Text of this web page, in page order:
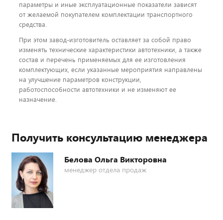
параметры и иные эксплуатационные показатели зависят
от желаемой покупателем комплектации транспортного
средства.
При этом завод-изготовитель оставляет за собой право
изменять технические характеристики автотехники, а также
состав и перечень применяемых для ее изготовления
комплектующих, если указанные мероприятия направлены
на улучшение параметров конструкции,
работоспособности автотехники и не изменяют ее
назначение.
Получить консультацию менеджера
Белова Ольга Викторовна
менеджер отдела продаж